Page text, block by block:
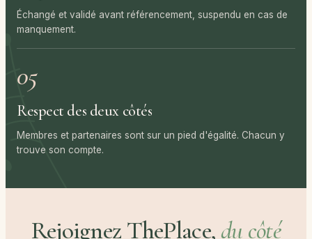
Échangé et validé avant référencement, suspendu en cas de
manquement.
05
Respect des deux côtés
Membres et partenaires sont sur un pied d'égalité. Chacun y
trouve son compte.
Rejoignez ThePlace,du côté